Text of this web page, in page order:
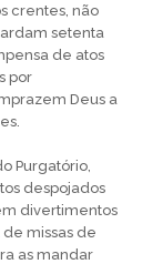
crentes, não
setenta
de atos
por
Deus a
Purgatório,
despojados
divertimentos
missas de
as mandar